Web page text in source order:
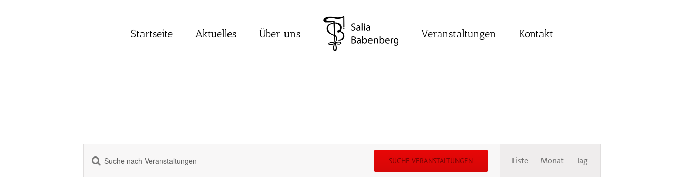
Startseite Aktuelles Über uns Veranstaltungen Kontakt
Veranstaltungen
Suche
Bitte
Schlüsselwort
SUCHE VERANSTALTUNGEN
Ansichten-
Liste Monat Tag